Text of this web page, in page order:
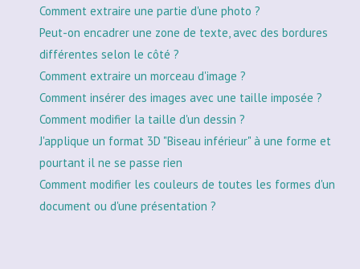
Comment extraire une partie d'une photo ?
Peut-on encadrer une zone de texte, avec des bordures
différentes selon le côté ?
Comment extraire un morceau d'image ?
Comment insérer des images avec une taille imposée ?
Comment modifier la taille d'un dessin ?
J'applique un format 3D "Biseau inférieur" à une forme et
pourtant il ne se passe rien
Comment modifier les couleurs de toutes les formes d'un
document ou d'une présentation ?